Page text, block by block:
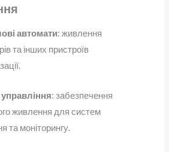
автомати: живлення
та інших пристроїв
: забезпечення
живлення для систем
та моніторингу.